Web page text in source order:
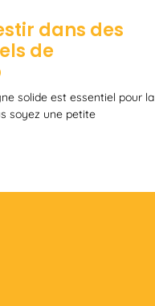
dans des
de
solide est essentiel pour la
soyez une petite